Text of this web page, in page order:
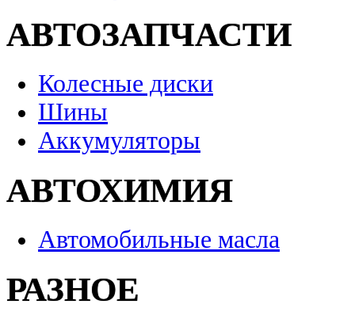
АВТОЗАПЧАСТИ
Колесные диски
Шины
Аккумуляторы
АВТОХИМИЯ
Автомобильные масла
РАЗНОЕ